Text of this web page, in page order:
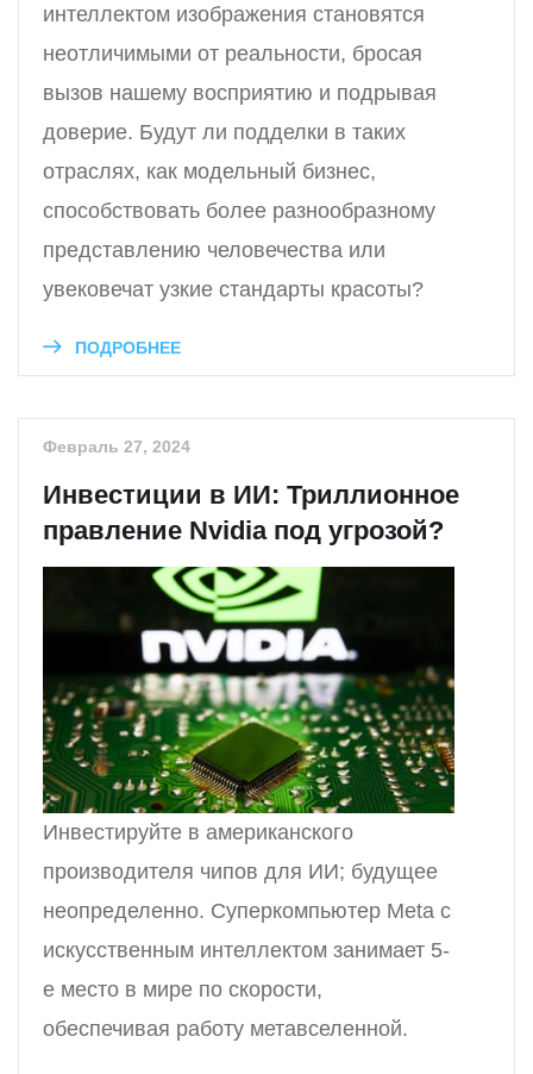
интеллектом изображения становятся
неотличимыми от реальности, бросая
вызов нашему восприятию и подрывая
доверие. Будут ли подделки в таких
отраслях, как модельный бизнес,
способствовать более разнообразному
представлению человечества или
увековечат узкие стандарты красоты?
ПОДРОБНЕЕ
Февраль 27, 2024
Инвестиции в ИИ: Триллионное
правление Nvidia под угрозой?
Инвестируйте в американского
производителя чипов для ИИ; будущее
неопределенно. Суперкомпьютер Meta с
искусственным интеллектом занимает 5-
е место в мире по скорости,
обеспечивая работу метавселенной.